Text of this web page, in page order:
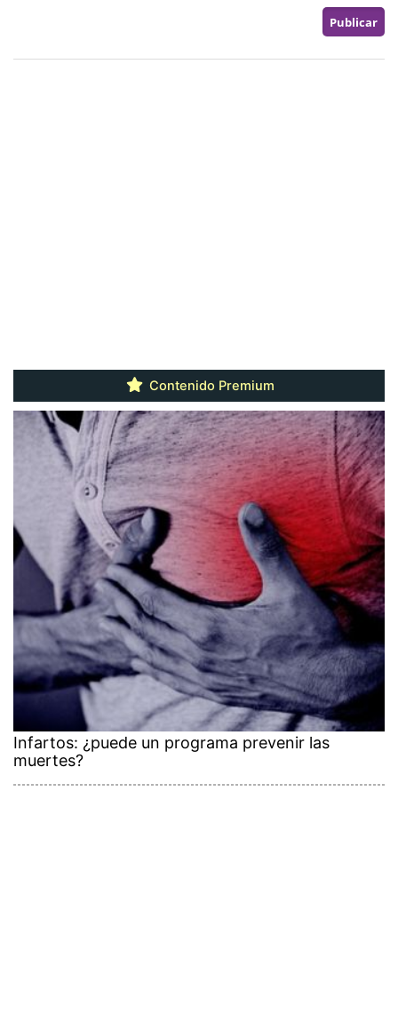
Contenido Premium
Infartos: ¿puede un programa prevenir las
muertes?